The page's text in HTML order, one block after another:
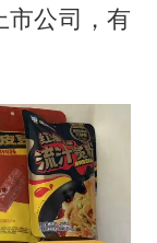
市公司，有